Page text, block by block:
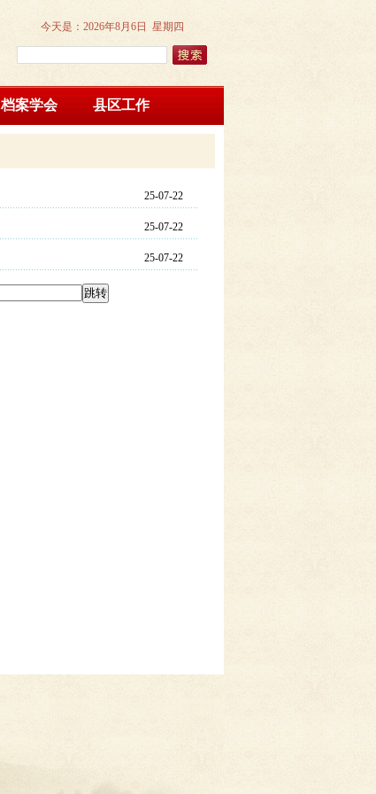
今天是： 2026年8月6日 星期四
档案学会 县区工作
25-07-22
25-07-22
25-07-22